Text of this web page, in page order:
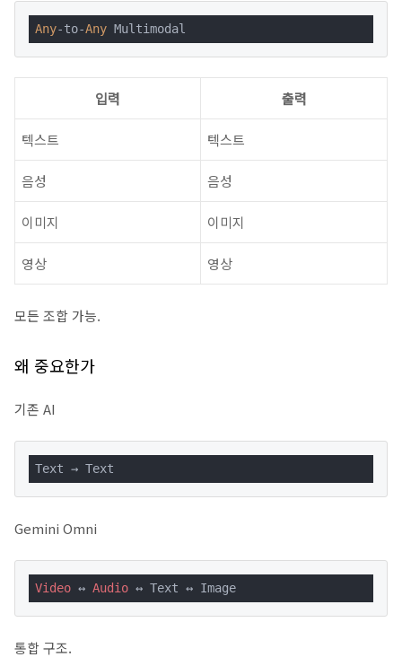
Any-to-Any Multimodal
입력 출력
텍스트 텍스트
음성 음성
이미지 이미지
영상 영상
모든 조합 가능.
왜 중요한가
기존 AI
Text → Text
Gemini Omni
Video ↔ Audio ↔ Text ↔ Image
통합 구조.